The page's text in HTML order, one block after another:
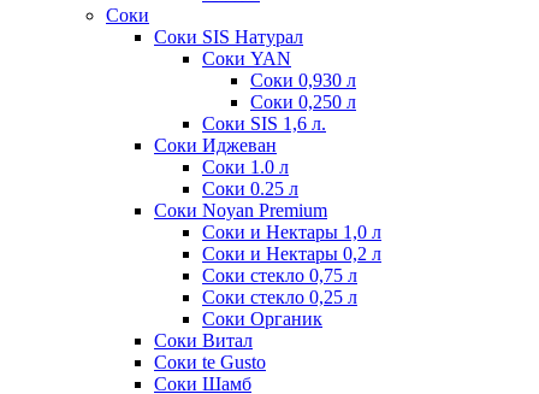
Соки
Соки SIS Натурал
Соки YAN
Соки 0,930 л
Соки 0,250 л
Соки SIS 1,6 л.
Соки Иджеван
Соки 1.0 л
Соки 0.25 л
Соки Noyan Premium
Соки и Нектары 1,0 л
Соки и Нектары 0,2 л
Соки стекло 0,75 л
Соки стекло 0,25 л
Соки Органик
Соки Витал
Соки te Gusto
Соки Шамб